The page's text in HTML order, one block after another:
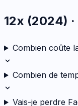
12x (2024)
Combien coûte
Combien de
Vais-je perdre